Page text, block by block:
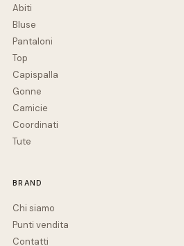
Abiti
Bluse
Pantaloni
Top
Capispalla
Gonne
Camicie
Coordinati
Tute
BRAND
Chi siamo
Punti vendita
Contatti